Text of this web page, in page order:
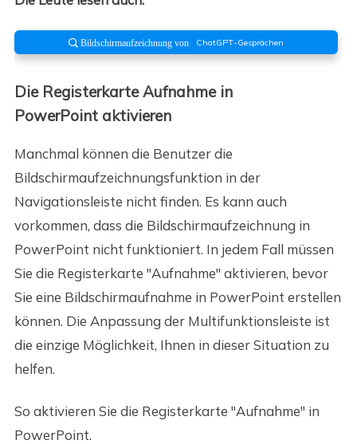
 Bildschirmaufzeichnung von ChatGPT-Gesprächen
Die Registerkarte Aufnahme in
PowerPoint aktivieren
Manchmal können die Benutzer die
Bildschirmaufzeichnungsfunktion in der
Navigationsleiste nicht finden. Es kann auch
vorkommen, dass die Bildschirmaufzeichnung in
PowerPoint nicht funktioniert. In jedem Fall müssen
Sie die Registerkarte "Aufnahme" aktivieren, bevor
Sie eine Bildschirmaufnahme in PowerPoint erstellen
können. Die Anpassung der Multifunktionsleiste ist
die einzige Möglichkeit, Ihnen in dieser Situation zu
helfen.
So aktivieren Sie die Registerkarte "Aufnahme" in
PowerPoint.